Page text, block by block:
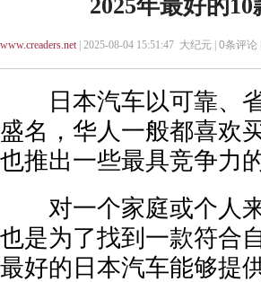
2025年最好的
www.creaders.net| 2025-08-04 15:51:47 大纪元 | 0条评论 |
日本汽车以可靠、省
盛名，华人一般都喜欢
也推出一些最具竞争力
对一个家庭或个人来
也是为了找到一款符合
最好的日本汽车能够提